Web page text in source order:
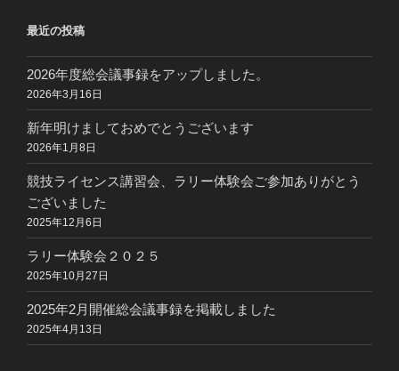
最近の投稿
2026年度総会議事録をアップしました。
2026年3月16日
新年明けましておめでとうございます
2026年1月8日
競技ライセンス講習会、ラリー体験会ご参加ありがとう
ございました
2025年12月6日
ラリー体験会２０２５
2025年10月27日
2025年2月開催総会議事録を掲載しました
2025年4月13日